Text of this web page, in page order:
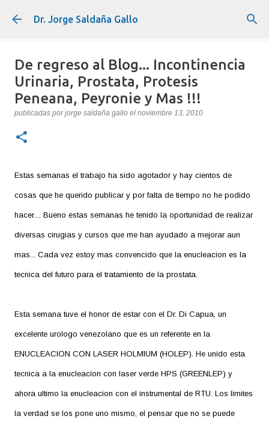
Ir al contenido principal
Dr. Jorge Saldaña Gallo
De regreso al Blog... Incontinencia
Urinaria, Prostata, Protesis
Peneana, Peyronie y Mas !!!
publicadas porjorge saldaña gallo el noviembre 13, 2010
Estas semanas el trabajo ha sido agotador y hay cientos de
cosas que he querido publicar y por falta de tiempo no he podido
hacer.... Bueno estas semanas he tenido la oportunidad de realizar
diversas cirugias y cursos que me han ayudado a mejorar aun
mas... Cada vez estoy mas convencido que la enucleacion es la
tecnica del futuro para el tratamiento de la prostata.
Esta semana tuve el honor de estar con el Dr. Di Capua, un
excelente urologo venezolano que es un referente en la
ENUCLEACION CON LASER HOLMIUM (HOLEP). He unido esta
tecnica a la enucleacion con laser verde HPS (GREENLEP) y
ahora ultimo la enucleacion con el instrumental de RTU. Los limites
la verdad se los pone uno mismo, el pensar que no se puede